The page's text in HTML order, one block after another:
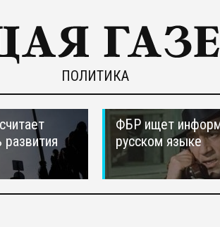
ПОЛИТИКА
ФБР ищет
русском языке